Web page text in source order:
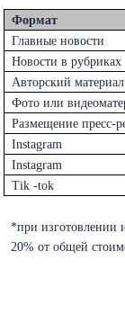
Формат
Главные новости
Новости в рубриках
Авторский материал
Фото или
Размещение пресс-
Instagram
Instagram
Tik -tok
*при изготовлении
20% от общей